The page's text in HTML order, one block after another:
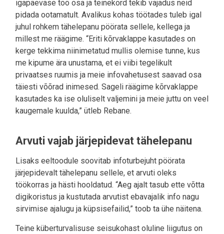
igapäevase töö osa ja teinekord tekib vajadus neid
pidada ootamatult. Avalikus kohas töötades tuleb igal
juhul rohkem tähelepanu pöörata sellele, kellega ja
millest me räägime. “Eriti kõrvaklappe kasutades on
kerge tekkima niinimetatud mullis olemise tunne, kus
me kipume ära unustama, et ei viibi tegelikult
privaatses ruumis ja meie infovahetusest saavad osa
täiesti võõrad inimesed. Sageli räägime kõrvaklappe
kasutades ka ise oluliselt valjemini ja meie juttu on veel
kaugemale kuulda,” ütleb Rebane.
Arvuti vajab järjepidevat tähelepanu
Lisaks eeltoodule soovitab infoturbejuht pöörata
järjepidevalt tähelepanu sellele, et arvuti oleks
töökorras ja hästi hooldatud. “Aeg ajalt tasub ette võtta
digikoristus ja kustutada arvutist ebavajalik info nagu
sirvimise ajalugu ja küpsisefailid,” toob ta ühe näitena.
Teine küberturvalisuse seisukohast oluline liigutus on